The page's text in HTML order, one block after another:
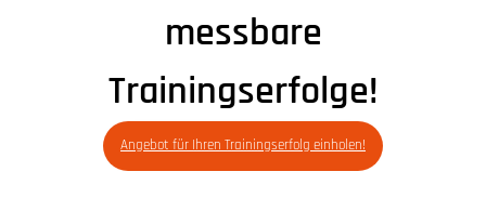
messbare
Trainingserfolge!
Angebot für Ihren Trainingserfolg einholen!